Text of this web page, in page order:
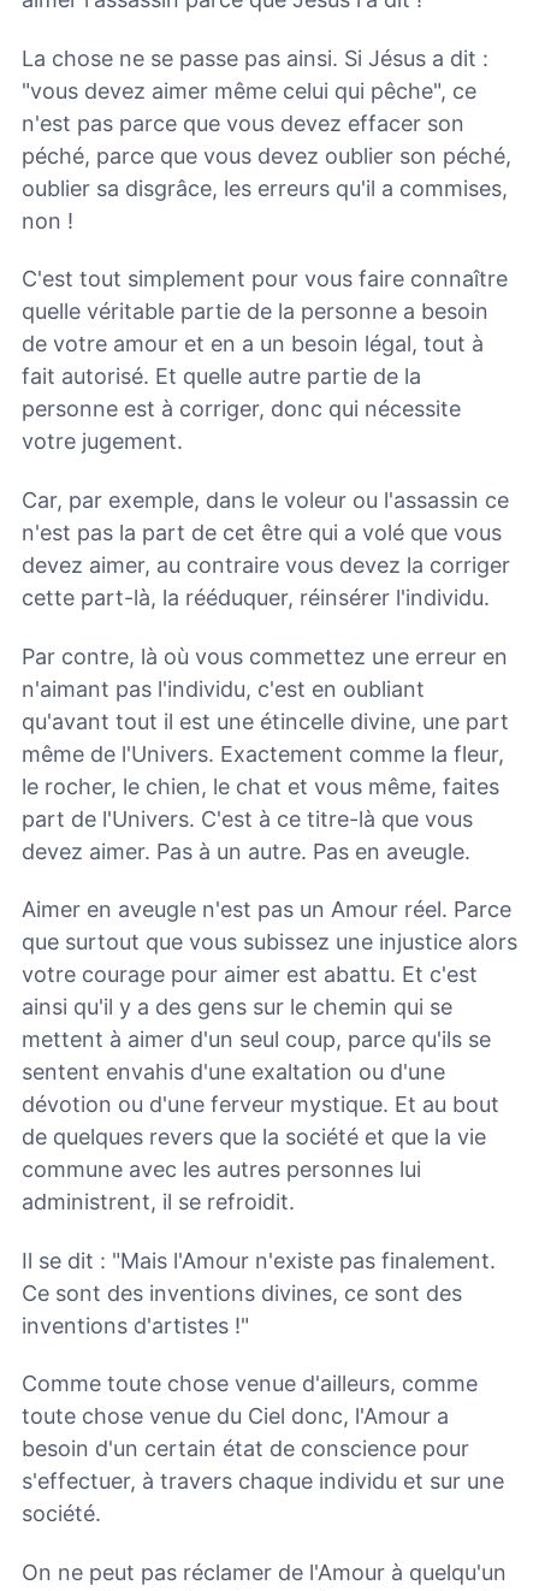
La chose ne se passe pas ainsi. Si Jésus a dit :
"vous devez aimer même celui qui pêche", ce
n'est pas parce que vous devez effacer son
péché, parce que vous devez oublier son péché,
oublier sa disgrâce, les erreurs qu'il a commises,
non !
C'est tout simplement pour vous faire connaître
quelle véritable partie de la personne a besoin
de votre amour et en a un besoin légal, tout à
fait autorisé. Et quelle autre partie de la
personne est à corriger, donc qui nécessite
votre jugement.
Car, par exemple, dans le voleur ou l'assassin ce
n'est pas la part de cet être qui a volé que vous
devez aimer, au contraire vous devez la corriger
cette part-là, la rééduquer, réinsérer l'individu.
Par contre, là où vous commettez une erreur en
n'aimant pas l'individu, c'est en oubliant
qu'avant tout il est une étincelle divine, une part
même de l'Univers. Exactement comme la fleur,
le rocher, le chien, le chat et vous même, faites
part de l'Univers. C'est à ce titre-là que vous
devez aimer. Pas à un autre. Pas en aveugle.
Aimer en aveugle n'est pas un Amour réel. Parce
que surtout que vous subissez une injustice alors
votre courage pour aimer est abattu. Et c'est
ainsi qu'il y a des gens sur le chemin qui se
mettent à aimer d'un seul coup, parce qu'ils se
sentent envahis d'une exaltation ou d'une
dévotion ou d'une ferveur mystique. Et au bout
de quelques revers que la société et que la vie
commune avec les autres personnes lui
administrent, il se refroidit.
Il se dit : "Mais l'Amour n'existe pas finalement.
Ce sont des inventions divines, ce sont des
inventions d'artistes !"
Comme toute chose venue d'ailleurs, comme
toute chose venue du Ciel donc, l'Amour a
besoin d'un certain état de conscience pour
s'effectuer, à travers chaque individu et sur une
société.
On ne peut pas réclamer de l'Amour à quelqu'un